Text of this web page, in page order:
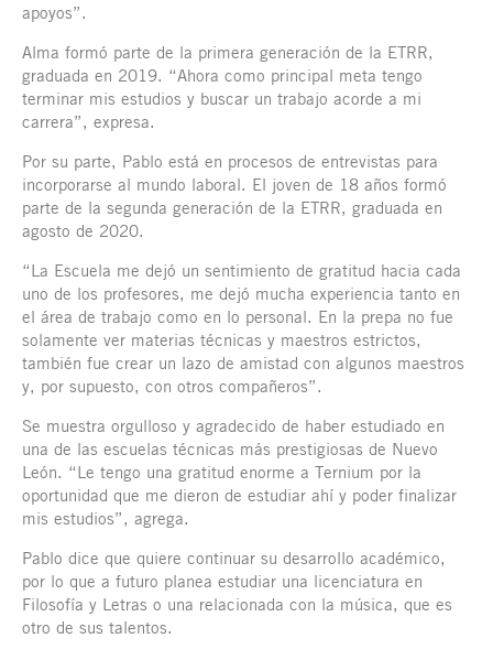
apoyos”.
Alma formó parte de la primera generación de la ETRR,
graduada en 2019. “Ahora como principal meta tengo
terminar mis estudios y buscar un trabajo acorde a mi
carrera”, expresa.
Por su parte, Pablo está en procesos de entrevistas para
incorporarse al mundo laboral. El joven de 18 años formó
parte de la segunda generación de la ETRR, graduada en
agosto de 2020.
“La Escuela me dejó un sentimiento de gratitud hacia cada
uno de los profesores, me dejó mucha experiencia tanto en
el área de trabajo como en lo personal. En la prepa no fue
solamente ver materias técnicas y maestros estrictos,
también fue crear un lazo de amistad con algunos maestros
y, por supuesto, con otros compañeros”.
Se muestra orgulloso y agradecido de haber estudiado en
una de las escuelas técnicas más prestigiosas de Nuevo
León. “Le tengo una gratitud enorme a Ternium por la
oportunidad que me dieron de estudiar ahí y poder finalizar
mis estudios”, agrega.
Pablo dice que quiere continuar su desarrollo académico,
por lo que a futuro planea estudiar una licenciatura en
Filosofía y Letras o una relacionada con la música, que es
otro de sus talentos.